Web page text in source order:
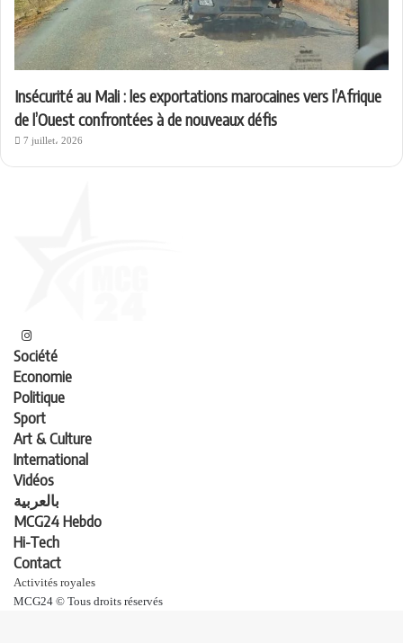
Insécurité au Mali : les exportations marocaines vers l’Afrique
de l’Ouest confrontées à de nouveaux défis
7 juillet، 2026
Société
Economie
Politique
Sport
Art & Culture
International
Vidéos
بالعربية
MCG24 Hebdo
Hi-Tech
Contact
Activités royales
MCG24 © Tous droits réservés